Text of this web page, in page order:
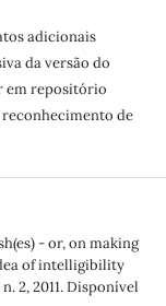
adicionais
da versão do
em repositório
de
- or, on making
of intelligibility
2, 2011. Disponível